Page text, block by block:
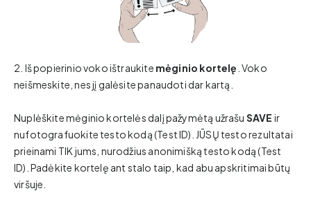
2. Iš popierinio voko ištraukite mėginio kortelę . Voko
neišmeskite, nes jį galėsite panaudoti dar kartą.
Nuplėškite mėginio kortelės dalį pažymėtą užrašu SAVE ir
nufotografuokite testo kodą (Test ID). JŪSŲ testo rezultatai
prieinami TIK jums, nurodžius anonimišką testo kodą (Test
ID). Padėkite kortelę ant stalo taip, kad abu apskritimai būtų
viršuje.